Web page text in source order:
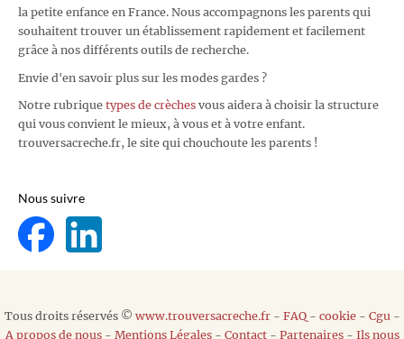
la petite enfance en France. Nous accompagnons les parents qui
souhaitent trouver un établissement rapidement et facilement
grâce à nos différents outils de recherche.
Envie d'en savoir plus sur les modes gardes ?
Notre rubrique types de crèches vous aidera à choisir la structure
qui vous convient le mieux, à vous et à votre enfant.
trouversacreche.fr, le site qui chouchoute les parents !
Nous suivre
Tous droits réservés © www.trouversacreche.fr- FAQ- cookie- Cgu-
A propos de nous- Mentions Légales- Contact- Partenaires- Ils nous